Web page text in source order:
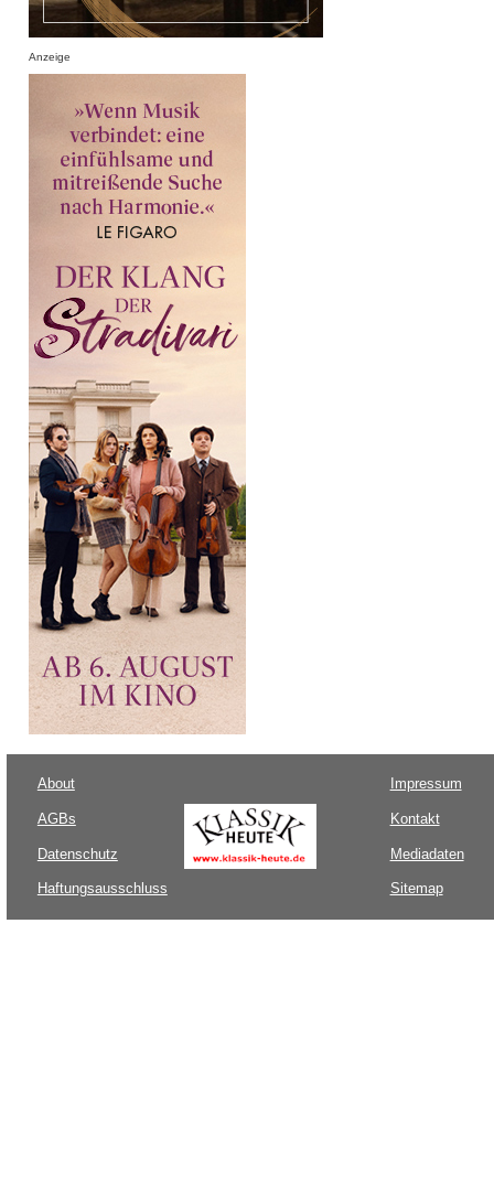
Anzeige
About
AGBs
Datenschutz
Haftungsausschluss
Impressum
Kontakt
Mediadaten
Sitemap